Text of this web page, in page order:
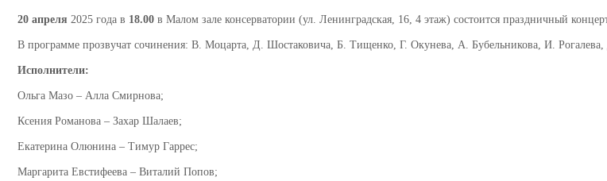
20 апреля 2025 года в 18.00 в Малом зале консерватории (ул. Ленинградская, 16, 4 этаж) состоится праздничный
В программе прозвучат сочинения: В. Моцарта, Д. Шостаковича, Б. Тищенко, Г. Окунева, А. Бубельникова, И.
Исполнители:
Ольга Мазо – Алла Смирнова;
Ксения Романова – Захар Шалаев;
Екатерина Олюнина – Тимур Гаррес;
Маргарита Евстифеева – Виталий Попов;